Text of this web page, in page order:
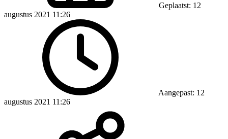
Geplaatst: 12
augustus 2021 11:26
Aangepast: 12
augustus 2021 11:26